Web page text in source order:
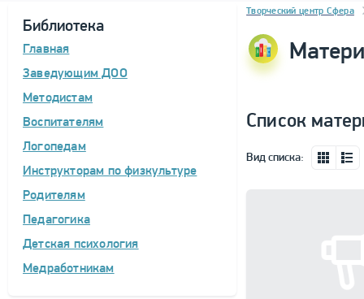
Библиотека
Главная
Заведующим ДОО
Методистам
Воспитателям
Логопедам
Инструкторам по физкультуре
Родителям
Педагогика
Детская психология
Медработникам
Блок новостей
Творческий центр Сфера
Список
Вид списка: